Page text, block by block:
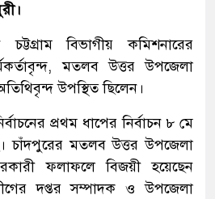
বিভাগীয় কমিশনারের
মতলব উত্তর উপজেলা
উপস্থিত ছিলেন।
প্রথম ধাপের নির্বাচন ৮ মে
চাঁদপুরের মতলব উত্তর উপজেলা
ফলাফলে বিজয়ী হয়েছেন
দপ্তর সম্পাদক ও উপজেলা